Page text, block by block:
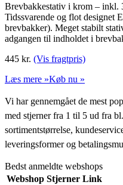
Brevbakkestativ i krom – inkl.
Tidssvarende og flot designet
brevbakker). Meget stabilt
adgangen til indholdet i
445 kr. (Vis fragtpris)
Læs mere »Køb nu »
Vi har gennemgået de mest
med stjerner fra 1 til 5 ud fra
sortimentstørrelse,
leveringsformer og
Bedst anmeldte webshops
Webshop Stjerner Link